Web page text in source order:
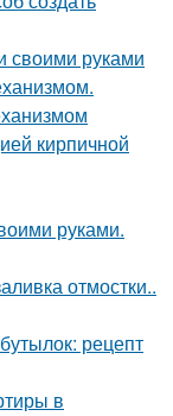
своими руками
кирпичной
руками.
отмостки..
рецепт
в